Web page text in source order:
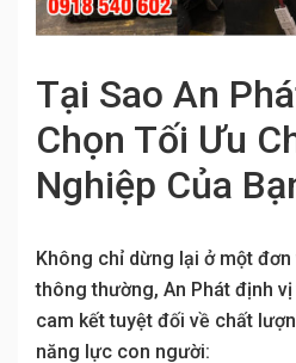
Tại Sao An
Chọn Tối Ưu
Nghiệp Của
Không chỉ dừng lại ở một
thông thường, An Phát định
cam kết tuyệt đối về chất
năng lực con người: